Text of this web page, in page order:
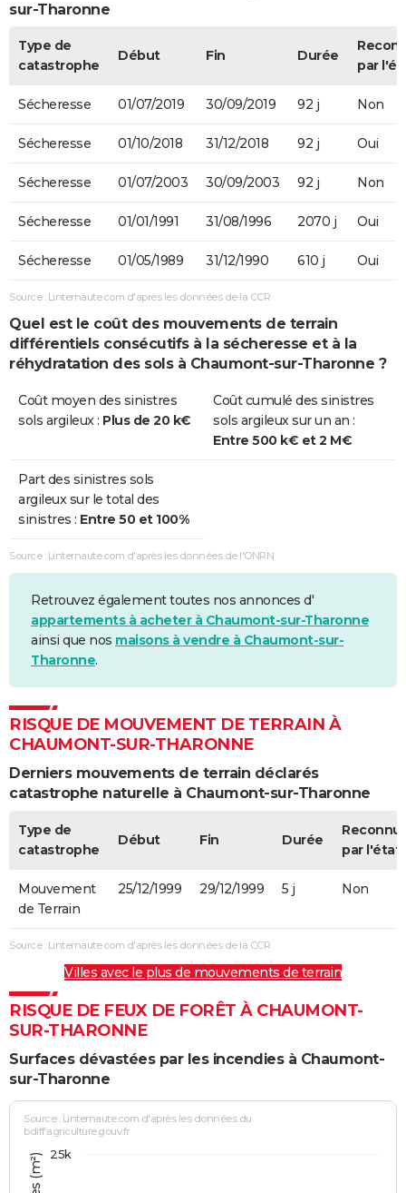
sur-Tharonne
Type de
catastrophe
Début Fin Durée
par
Sécheresse 01/07/2019 30/09/2019 92 j Non
Sécheresse 01/10/2018 31/12/2018 92 j Oui
Sécheresse 01/07/2003 30/09/2003 92 j Non
Sécheresse 01/01/1991 31/08/1996 2070 j Oui
Sécheresse 01/05/1989 31/12/1990 610 j Oui
Source : Linternaute.com d'après les données de la CCR
Quel est le coût des mouvements de terrain
différentiels consécutifs à la sécheresse et à la
réhydratation des sols à Chaumont-sur-Tharonne ?
Coût moyen des sinistres
sols argileux : Plus de 20 k€
Coût cumulé des sinistres
sols argileux sur un an :
Entre 500 k€ et 2 M€
Part des sinistres sols
argileux sur le total des
sinistres : Entre 50 et 100%
Source : Linternaute.com d'après les données de l'ONRN
Retrouvez également toutes nos annonces d'
appartements à acheter à Chaumont-sur-Tharonne
ainsi que nos maisons à vendre à Chaumont-sur-
Tharonne.
RISQUE DE MOUVEMENT DE TERRAIN À
CHAUMONT-SUR-THARONNE
Derniers mouvements de terrain déclarés
catastrophe naturelle à Chaumont-sur-Tharonne
Type de
catastrophe
Début Fin Durée
par l'état
Mouvement
de Terrain
25/12/1999 29/12/1999 5 j Non
Source : Linternaute.com d'après les données de la CCR
Villes avec le plus de mouvements de terrain
RISQUE DE FEUX DE FORÊT À CHAUMONT-
SUR-THARONNE
Surfaces dévastées par les incendies à Chaumont-
sur-Tharonne
Source : Linternaute.com d'après les données du
bdiff.agriculture.gouv.fr
25k